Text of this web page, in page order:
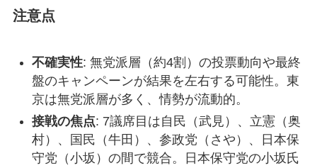
注意点
不確実性: 無党派層（約4割）の投票動向や最終
盤のキャンペーンが結果を左右する可能性。東
京は無党派層が多く、情勢が流動的。
接戦の焦点: 7議席目は自民（武見）、立憲（奥
村）、国民（牛田）、参政党（さや）、日本保
守党（小坂）の間で競合。日本保守党の小坂氏